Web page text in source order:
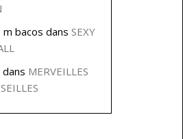
m bacos dans SEXY
dans MERVEILLES